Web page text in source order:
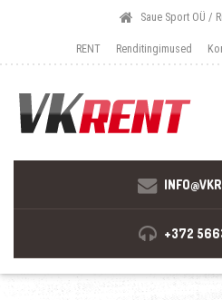
Saue Sport OÜ /
RENT Renditingimused
+372